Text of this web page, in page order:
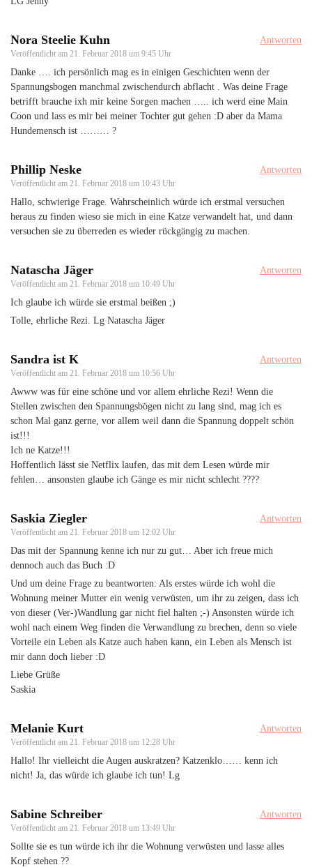
Nora Steelie Kuhn
Veröffentlicht am 21. Februar 2018 um 9:45 Uhr
Antworten
Danke …. ich persönlich mag es in einigen Geschichten wenn der
Spannungsbogen manchmal zwischendurch abflacht . Was deine Frage
betrifft brauche ixh mir keine Sorgen machen ….. ich werd eine Main
Coon und lass es mir bei meiner Tochter gut gehen :D aber da Mama
Hundemensch ist ……… ?
Phillip Neske
Veröffentlicht am 21. Februar 2018 um 10:43 Uhr
Antworten
Hallo, schwierige Frage. Wahrscheinlich würde ich erstmal versuchen
heraus zu finden wieso sie mich in eine Katze verwandelt hat, und dann
versuchen sie zu überreden es wieder rückgängig zu machen.
Natascha Jäger
Veröffentlicht am 21. Februar 2018 um 10:49 Uhr
Antworten
Ich glaube ich würde sie erstmal beißen ;)
Tolle, ehrliche Rezi. Lg Natascha Jäger
Sandra ist K
Veröffentlicht am 21. Februar 2018 um 10:56 Uhr
Antworten
Awww was für eine schöne und vor allem ehrliche Rezi! Wenn die
Stellen zwischen den Spannungsbögen nicht zu lang sind, mag ich es
schon Mal ganz gerne, vor allem weil dann die Spannung doppelt schön
ist!!!
Ich ne Katze!!!
Hoffentlich lässt sie Netflix laufen, das mit dem Lesen würde mir
fehlen… ansonsten glaube ich Gänge es mir nicht schlecht ????
Saskia Ziegler
Veröffentlicht am 21. Februar 2018 um 12:02 Uhr
Antworten
Das mit der Spannung kenne ich nur zu gut… Aber ich freue mich
dennoch auch das Buch :D
Und um deine Frage zu beantworten: Als erstes würde ich wohl die
Wohnung meiner Mutter ein wenig verwüsten, um ihr zu zeigen, dass ich
von dieser (Ver-)Wandlung gar nicht fiel halten ;-) Ansonsten würde ich
wohl nach einem Weg finden die Verwandlung zu brechen, denn so viele
Vorteile ein Leben als Katze auch haben kann, ein Leben als Mensch ist
mir dann doch lieber :D
Liebe Grüße
Saskia
Melanie Kurt
Veröffentlicht am 21. Februar 2018 um 12:28 Uhr
Antworten
Hallo! Ihr vielleicht die Augen auskratzen? Katzenklo…… kenn ich
nicht! Ja, das würde ich glaube ich tun! Lg
Sabine Schreiber
Veröffentlicht am 21. Februar 2018 um 13:49 Uhr
Antworten
Sollte sie es tun würde ich ihr die Wohnung verwüsten und lasse alles
Kopf stehen ??